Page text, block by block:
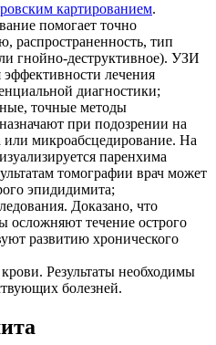
картированием.
помогает точно
распространенность, тип
гнойно-деструктивное). УЗИ
эффективности лечения
диагностики;
точные методы
при подозрении на
или микроабсцедирование. На
паренхима
томографии врач может
эпидидимита;
Доказано, что
осложняют течение острого
развитию хронического
Результаты необходимы
болезней.